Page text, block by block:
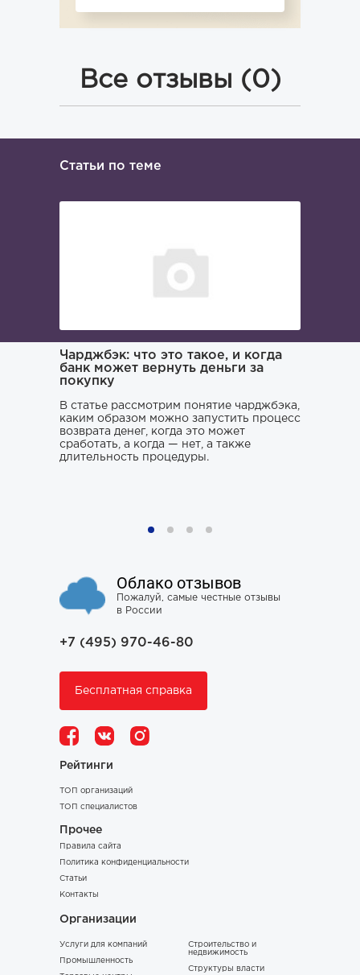
Все отзывы (0)
Статьи по теме
Чарджбэк: что это такое, и когда
банк может вернуть деньги за
покупку
В статье рассмотрим понятие чарджбэка,
каким образом можно запустить процесс
возврата денег, когда это может
сработать, а когда — нет, а также
длительность процедуры.
Облако отзывов
Пожалуй, самые честные отзывы
в России
+7 (495) 970-46-80
Бесплатная справка
Рейтинги
ТОП организаций
ТОП специалистов
Прочее
Правила сайта
Политика конфиденциальности
Статьи
Контакты
Организации
Услуги для компаний
Промышленность
Строительство и
недвижимость
Структуры власти